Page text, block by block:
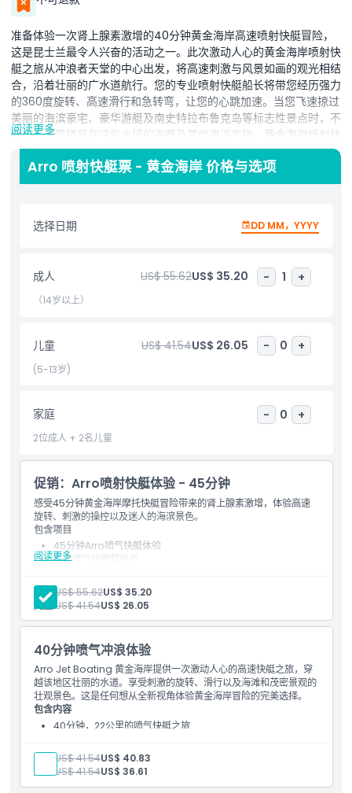
准备体验一次肾上腺素激增的40分钟黄金海岸高速喷射快艇冒险，
这是昆士兰最令人兴奋的活动之一。此次激动人心的黄金海岸喷射快
艇之旅从冲浪者天堂的中心出发，将高速刺激与风景如画的观光相结
合，沿着壮丽的广水道航行。您的专业喷射快艇船长将带您经历强力
的360度旋转、高速滑行和急转弯，让您的心跳加速。当您飞速掠过
美丽的海滨豪宅、豪华游艇及南史特拉布鲁克岛等标志性景点时，不
要忘了留意栖息在这些水域的海豚及其他海洋生物。黄金海岸喷射快
艇冒险不仅刺激有趣，而且安全可靠，所用船只是顶级设计，兼顾性
能与舒适。欣赏黄金海岸天际线与周边岛屿的美景，这次高能量的旅
程为您提供无与伦比的冒险和观光体验。无论是家庭、朋友还是刺激
目。立即预订您的黄金海岸高速喷射快艇冒险，准备享受一场不断刺
激、难忘的海岸风光之旅。
亮点
儿童成人政策
排除项
不适合
营业时间
需要了解的事项
位置
如何到达那里
如何兑换
取消政策
阅读更多
Arro 喷射快艇票 - 黄金海岸 价格与选项
选择日期 DD MM，YYYY
成人 US$ 55.62US$ 35.20 - 1 +
（14岁以上）
儿童 US$ 41.54US$ 26.05 - 0 +
(5-13岁)
家庭 - 0 +
2位成人 + 2名儿童
促销：Arro喷射快艇体验 - 45分钟
感受45分钟黄金海岸摩托快艇冒险带来的肾上腺素激增，体验高速
旋转、刺激的操控以及迷人的海滨景色。
阅读更多
包含项目
45分钟Arro喷气快艇体验
专业喷气快艇驾驶员
水上摩托车骑行
保险
高速旋转、滑行和喷气快艇动作
风景秀丽的黄金海岸水道体验
成人: US$ 55.62US$ 35.20
儿童: US$ 41.54US$ 26.05
40分钟喷气冲浪体验
Arro Jet Boating 黄金海岸提供一次激动人心的高速快艇之旅，穿
越该地区壮丽的水道。享受刺激的旋转、滑行以及海滩和茂密景观的
壮观景色。这是任何想从全新视角体验黄金海岸冒险的完美选择。
包含内容
40分钟，22公里的喷气快艇之旅
数字照片包
物品安全存储
成人: US$ 41.54US$ 40.83
儿童: US$ 41.54US$ 36.61